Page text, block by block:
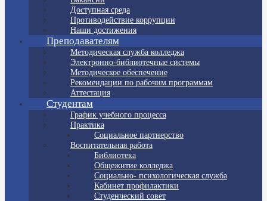
Доступная среда
Противодействие коррупции
Наши достижения
Преподавателям
Методическая служба колледжа
Электронно-библиотечные системы
Методическое обеспечение
Рекомендации по рабочим программам
Аттестация
Студентам
График учебного процесса
Практика
Социальное партнерство
Воспитательная работа
Библиотека
Общежитие колледжа
Социально- психологическая служба
Кабинет профилактики
Студенческий совет